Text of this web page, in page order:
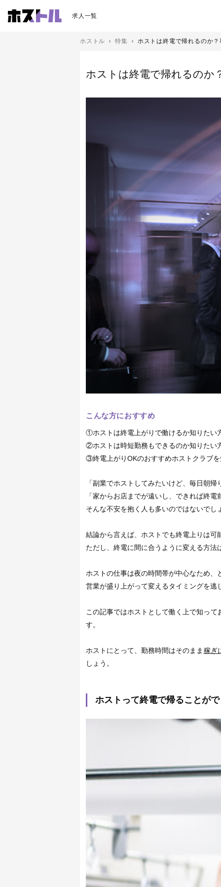
求人一覧
ホストル 特集 ホストは終電で帰れるのか
ホストは終電で帰れるのか
こんな方におすすめ
①ホストは終電上がりで働けるか知りたい
②ホストは時短勤務もできるのか知りたい
③終電上がりOKのおすすめホストクラブ
「副業でホストしてみたいけど、毎日朝
「家からお店までが遠いし、できれば終電
そんな不安を抱く人も多いのではないでし
結論から言えば、ホストでも終電上りは可
ただし、終電に間に合うように変える方法
ホストの仕事は夜の時間帯が中心なため
営業が盛り上がって変えるタイミングを
この記事ではホストとして働く上で知っ
す。
ホストにとって、勤務時間はそのまま 稼ぎ
しょう。
ホストって終電で帰ることが